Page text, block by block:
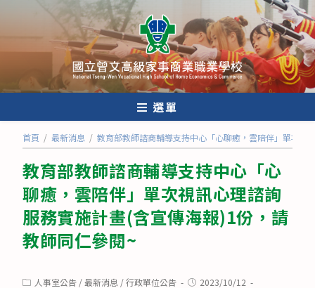
內
選單
首頁 / 最新消息 / 教育部教師諮商輔導支持中心「心聊癒，雲陪伴」單次
教育部教師諮商輔導支持中心「心
聊癒，雲陪伴」單次視訊心理諮詢
服務實施計畫(含宣傳海報)1份，請
教師同仁參閱~
Post人事室公告 /最新消息 /行政單位公告
Post2023/10/12